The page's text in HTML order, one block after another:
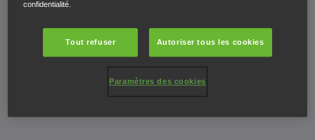
permet de recycler l'énergie résiduelle libérée
lors du freinage et de l'utiliser pour recharger la
batterie lithium d'un véhicule hybride auto-
confidentialité.
Tout refuser Autoriser tous les cookies
Paramètres des cookies